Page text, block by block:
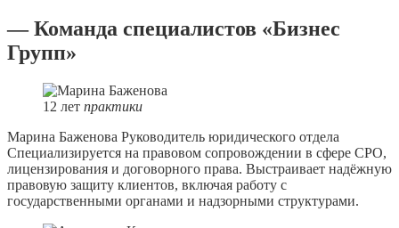
— Команда специалистов «Бизнес
Групп»
12 лет практики
Марина Баженова Руководитель юридического отдела
Специализируется на правовом сопровождении в сфере СРО,
лицензирования и договорного права. Выстраивает надёжную
правовую защиту клиентов, включая работу с
государственными органами и надзорными структурами.